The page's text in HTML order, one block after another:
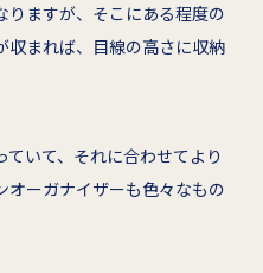
りますが、そこにある程度の
収まれば、目線の高さに収納
いて、それに合わせてより
オーガナイザーも色々なもの